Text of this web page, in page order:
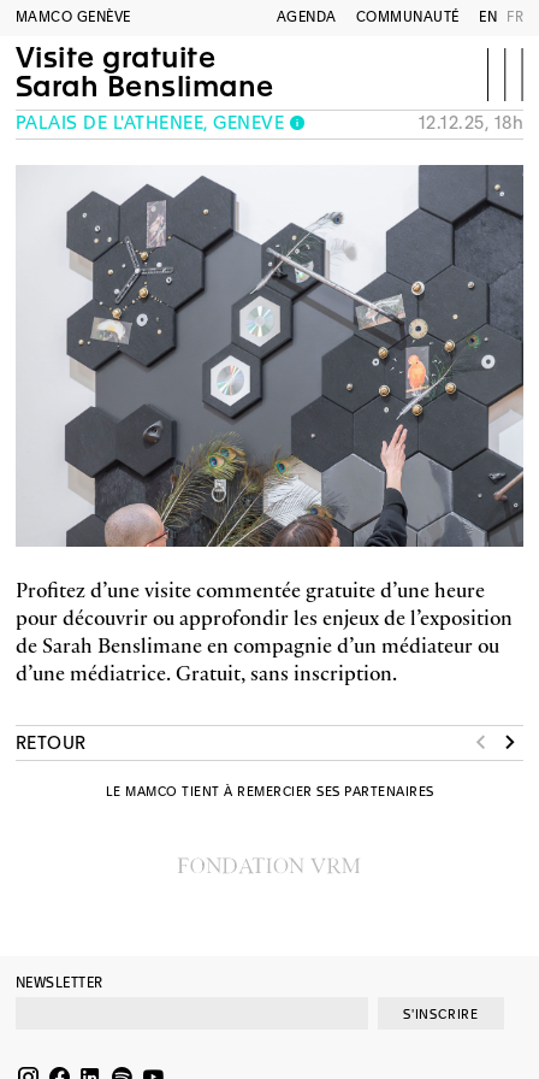
MAMCO GENÈVE AGENDA COMMUNAUTÉ EN FR
Visite gratuite
Sarah Benslimane
PALAIS DE L'ATHÉNÉE, GENÈVE 12.12.25, 18h
Profitez d’une visite commentée gratuite d’une heure
pour découvrir ou approfondir les enjeux de l’exposition
de Sarah Benslimane en compagnie d’un médiateur ou
d’une médiatrice. Gratuit, sans inscription.
RETOUR
LE MAMCO TIENT À REMERCIER SES PARTENAIRES
NEWSLETTER
S'INSCRIRE